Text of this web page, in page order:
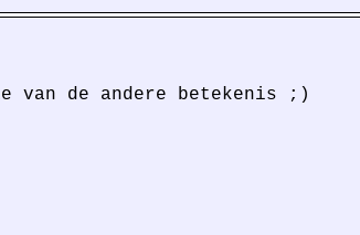
van de andere betekenis ;)